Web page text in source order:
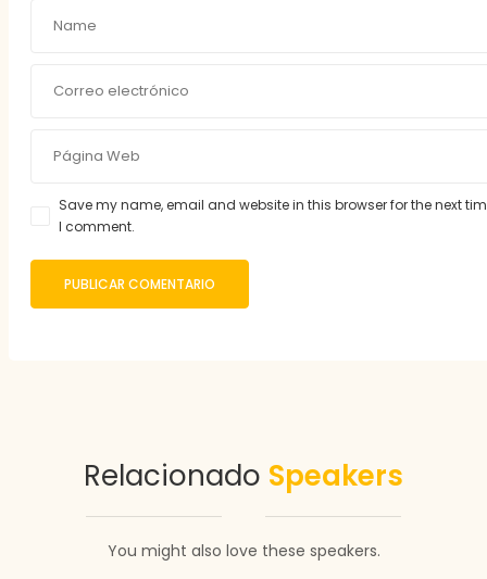
Save my name, email and website in this browser for the next
I comment.
Relacionado Speakers
You might also love these speakers.